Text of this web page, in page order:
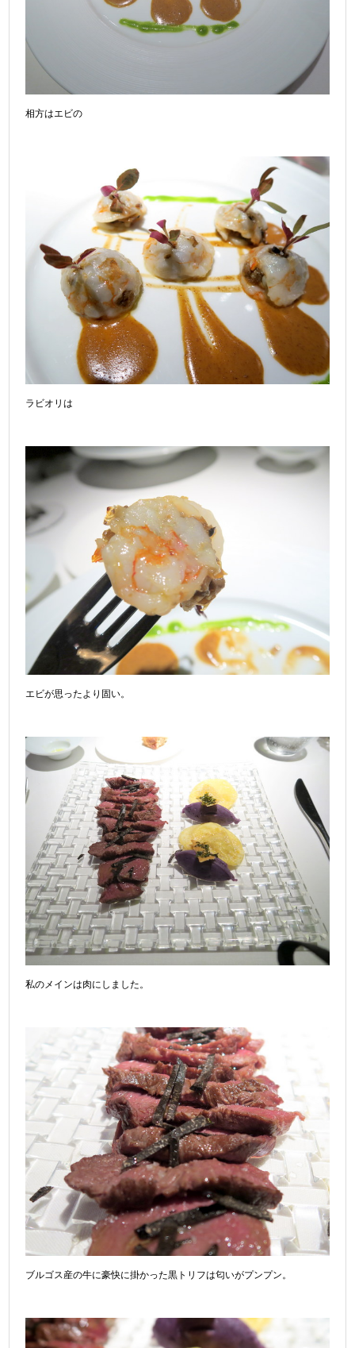
相方はエビの
ラビオリは
エビが思ったより固い。
私のメインは肉にしました。
ブルゴス産の牛に豪快に掛かった黒トリフは匂いがプンプン。